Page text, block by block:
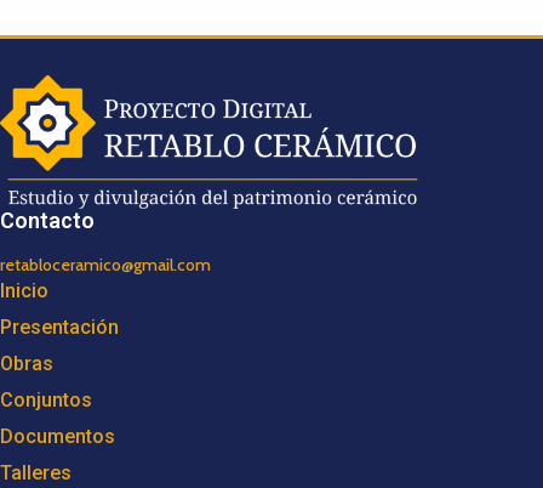
Contacto
retabloceramico@gmail.com
Inicio
Presentación
Obras
Conjuntos
Documentos
Talleres